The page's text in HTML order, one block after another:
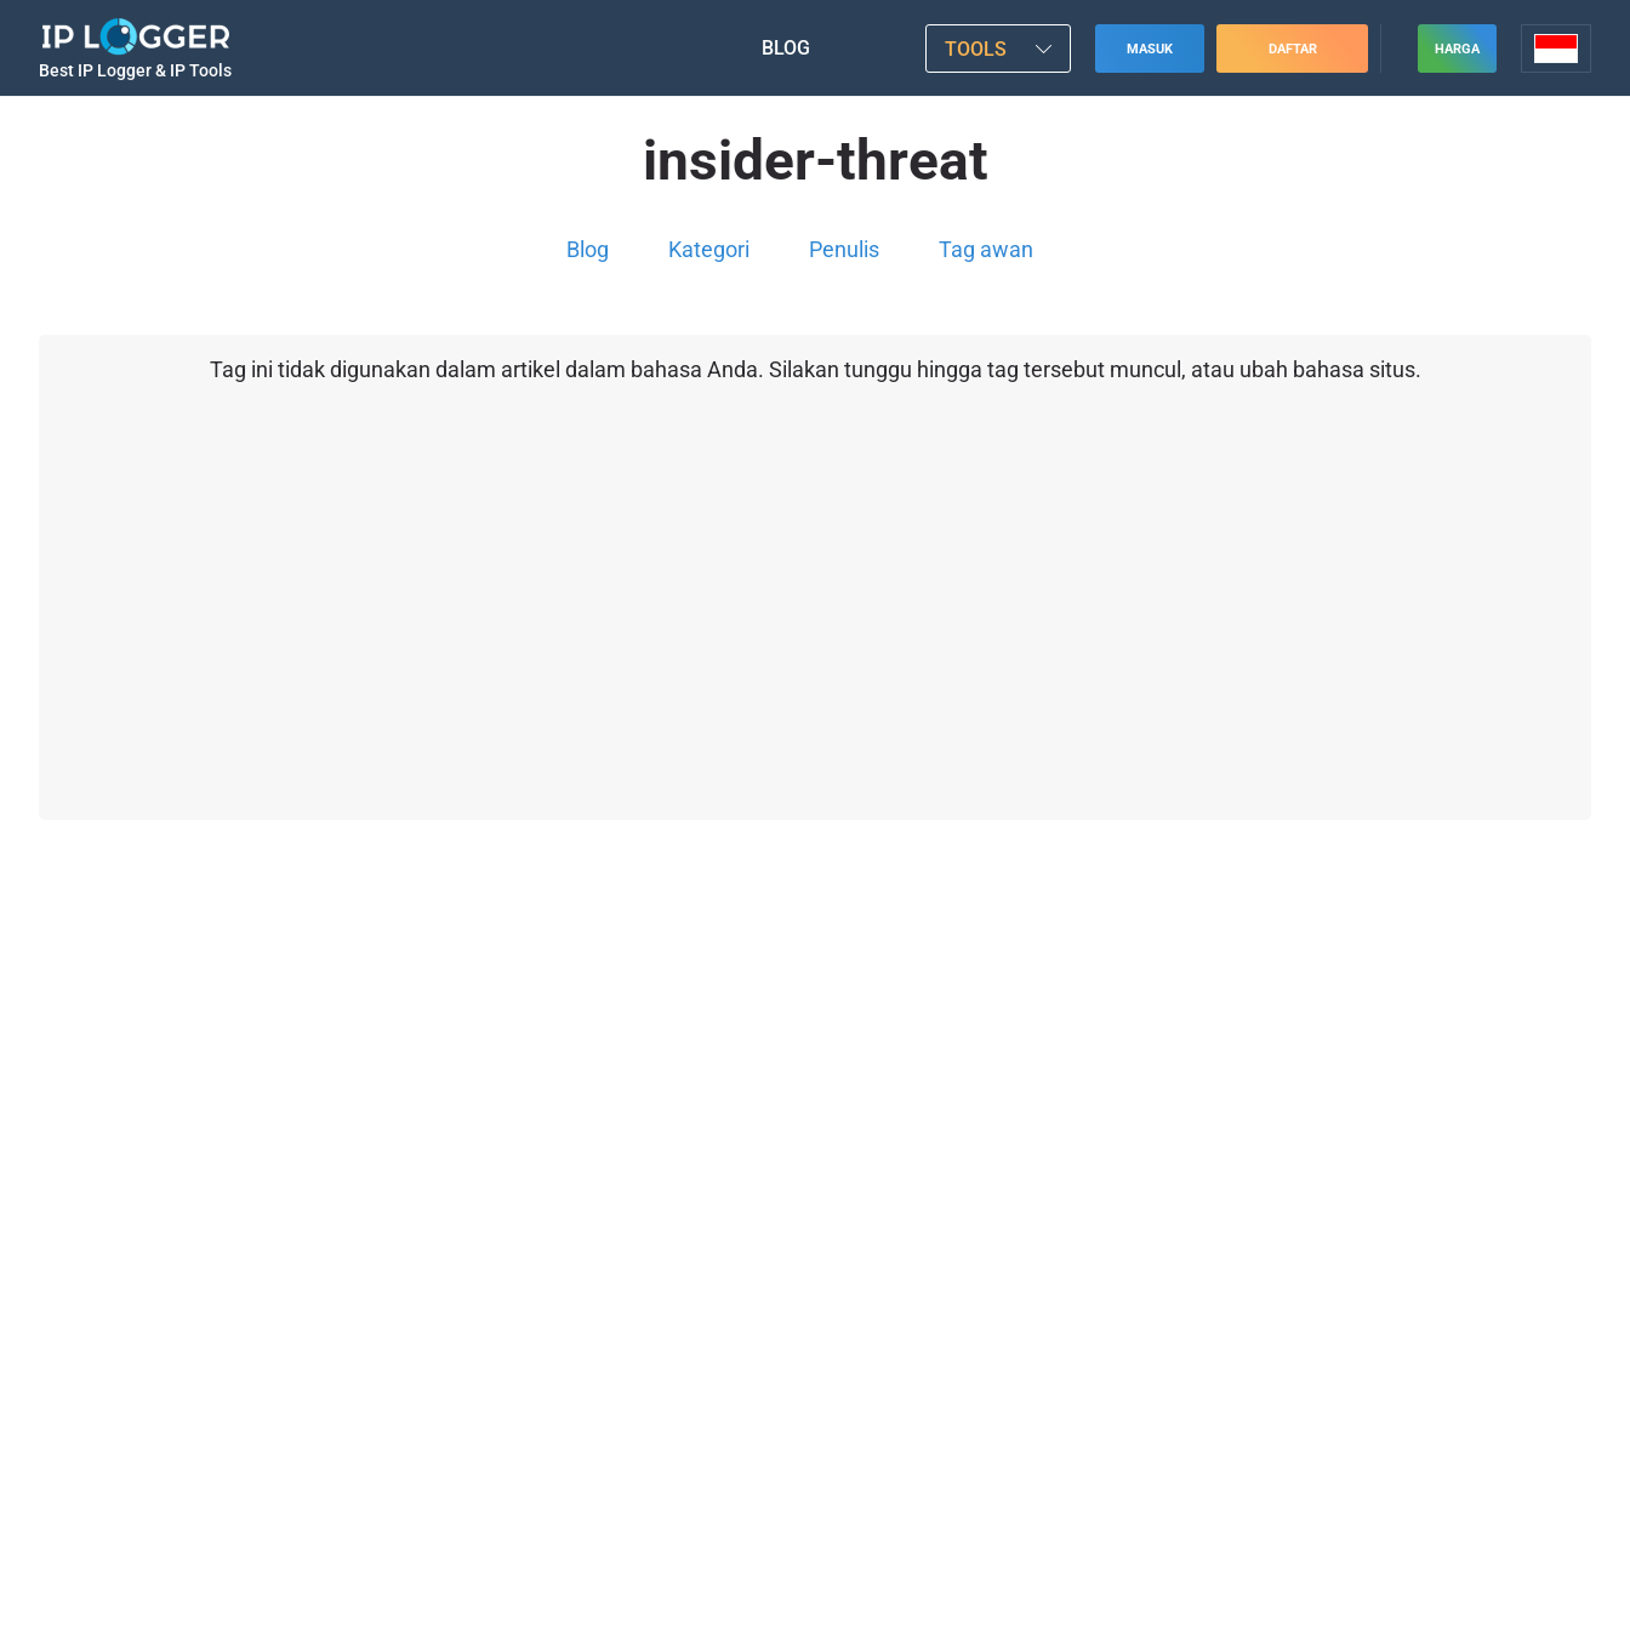
Best IP Logger & IP Tools
BLOG TOOLS MASUK DAFTAR HARGA
insider-threat
Blog Kategori Penulis Tag awan